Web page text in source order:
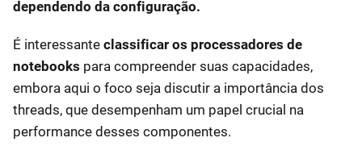
dependendo da configuração.
É interessante classificar os processadores de
notebooks para compreender suas capacidades,
embora aqui o foco seja discutir a importância dos
threads, que desempenham um papel crucial na
performance desses componentes.